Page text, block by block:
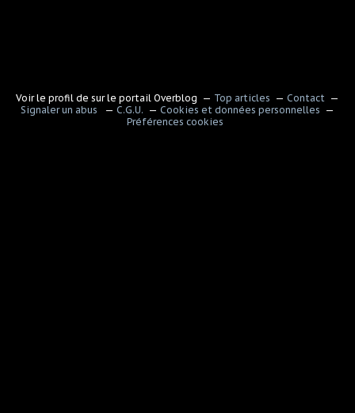
Voir le profil de sur le portail Overblog Top articles
Contact
Signaler un abus
C.G.U.
Cookies et données personnelles
Préférences cookies